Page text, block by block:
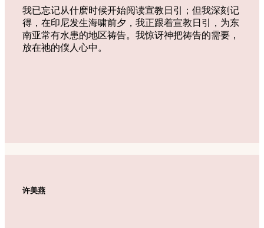
我已忘记从什麽时候开始阅读宣教日引；但我深刻记
得，在印尼发生海啸前夕，我正跟着宣教日引，为东
南亚常有水患的地区祷告。我惊讶神把祷告的需要，
放在祂的僕人心中。
许美燕